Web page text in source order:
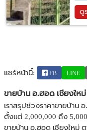
ดู
แชร์หน้านี้: FB LINE
ขายบ้าน อ.ฮอด เชียงใหม่
เราสรุปช่วงราคาขายบ้าน
ตั้งแต่ 2,000,000 ถึง
ขายบ้าน อ.ฮอด เชียงใหม่